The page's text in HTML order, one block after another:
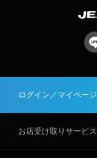
ログイン／マイページ
お店受け取りサービス